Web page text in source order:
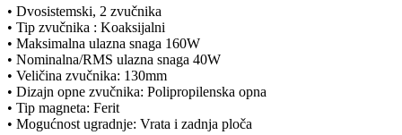
• Dvosistemski, 2 zvučnika
• Tip zvučnika : Koaksijalni
• Maksimalna ulazna snaga 160W
• Nominalna/RMS ulazna snaga 40W
• Veličina zvučnika: 130mm
• Dizajn opne zvučnika: Polipropilenska opna
• Tip magneta: Ferit
• Mogućnost ugradnje: Vrata i zadnja ploča